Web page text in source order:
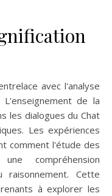
avec l'analyse
de la
les dialogues du Chat
Les expériences
comment l'étude des
compréhension
raisonnement. Cette
à explorer les